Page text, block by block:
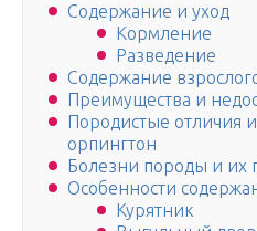
Содержание и уход
Кормление
Разведение
Содержание
Преимущества и
Породистые отличия
орпингтон
Болезни породы и их
Особенности
Курятник